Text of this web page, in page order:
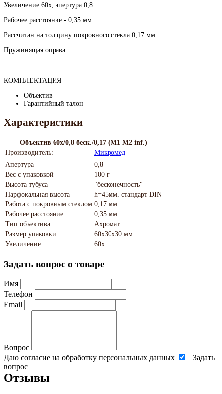
Увеличение 60х, апертура 0,8.
Рабочее расстояние - 0,35 мм.
Рассчитан на толщину покровного стекла 0,17 мм.
Пружинящая оправа.
КОМПЛЕКТАЦИЯ
Объектив
Гарантийный талон
Характеристики
Объектив 60х/0,8 беск./0,17 (М1 М2 inf.)
Производитель:
Микромед
Апертура
0,8
Вес с упаковкой
100 г
Высота тубуса
"бесконечность"
Парфокальная высота
h=45мм, стандарт DIN
Работа с покровным стеклом 0,17 мм
Рабочее расстояние
0,35 мм
Тип объектива
Ахромат
Размер упаковки
60х30х30 мм
Увеличение
60х
Задать вопрос о товаре
Имя
Телефон
Email
Вопрос
Даю согласие на обработку персональных данных
Задать
вопрос
Отзывы